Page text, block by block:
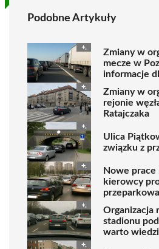
Podobne Artykuły
Zmiany w
mecze w
informacje
Zmiany w
rejonie
Ratajczaka
Ulica
związku z
Nowe prace
kierowcy
Organizacja
stadionu
warto